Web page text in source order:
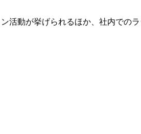
活動が挙げられるほか、社内での